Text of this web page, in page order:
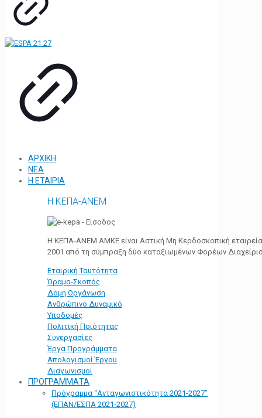
ΑΡΧΙΚΗ
ΝΕΑ
Η ΕΤΑΙΡΙΑ
Η ΚΕΠΑ-ΑΝΕΜ
Η ΚΕΠΑ-ΑΝΕΜ ΑΜΚΕ είναι Αστική Μη Κερδοσκοπική
2001 από τη σύμπραξη δύο καταξιωμένων Φορέων
Εταιρική Ταυτότητα
Όραμα-Σκοπός
Δομή Οργάνωση
Ανθρώπινο Δυναμικό
Υποδομές
Πολιτική Ποιότητας
Συνεργασίες
Έργα Προγράμματα
Απολογισμοί Έργου
Διαγωνισμοί
ΠΡΟΓΡΑΜΜΑΤΑ
Πρόγραμμα “Ανταγωνιστικότητα 2021-2027”
(ΕΠΑΝ/ΕΣΠΑ 2021-2027)